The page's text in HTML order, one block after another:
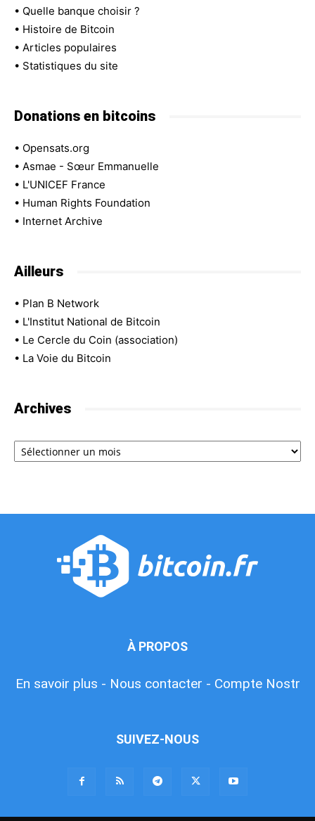
• Quelle banque choisir ?
• Histoire de Bitcoin
• Articles populaires
• Statistiques du site
Donations en bitcoins
• Opensats.org
• Asmae - Sœur Emmanuelle
• L'UNICEF France
• Human Rights Foundation
• Internet Archive
Ailleurs
• Plan B Network
• L'Institut National de Bitcoin
• Le Cercle du Coin (association)
• La Voie du Bitcoin
Archives
Archives
À PROPOS
En savoir plus - Nous contacter - Compte Nostr
SUIVEZ-NOUS